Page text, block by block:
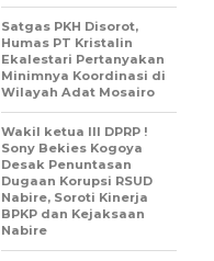
Satgas PKH Disorot,
Humas PT Kristalin
Ekalestari Pertanyakan
Minimnya Koordinasi di
Wilayah Adat Mosairo
Wakil ketua III DPRP !
Sony Bekies Kogoya
Desak Penuntasan
Dugaan Korupsi RSUD
Nabire, Soroti Kinerja
BPKP dan Kejaksaan
Nabire